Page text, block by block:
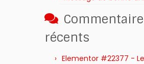
récents
Elementor #22377 -